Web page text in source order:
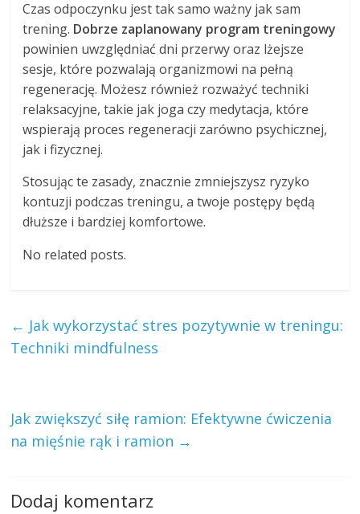
Czas odpoczynku jest tak samo ważny jak sam
trening. Dobrze zaplanowany program treningowy
powinien uwzględniać dni przerwy oraz lżejsze
sesje, które pozwalają organizmowi na pełną
regenerację. Możesz również rozważyć techniki
relaksacyjne, takie jak joga czy medytacja, które
wspierają proces regeneracji zarówno psychicznej,
jak i fizycznej.
Stosując te zasady, znacznie zmniejszysz ryzyko
kontuzji podczas treningu, a twoje postępy będą
dłuższe i bardziej komfortowe.
No related posts.
← Jak wykorzystać stres pozytywnie w treningu:
Techniki mindfulness
Jak zwiększyć siłę ramion: Efektywne ćwiczenia
na mięśnie rąk i ramion →
Dodaj komentarz